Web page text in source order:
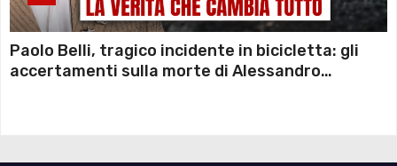
Paolo Belli, tragico incidente in bicicletta: gli
accertamenti sulla morte di Alessandro